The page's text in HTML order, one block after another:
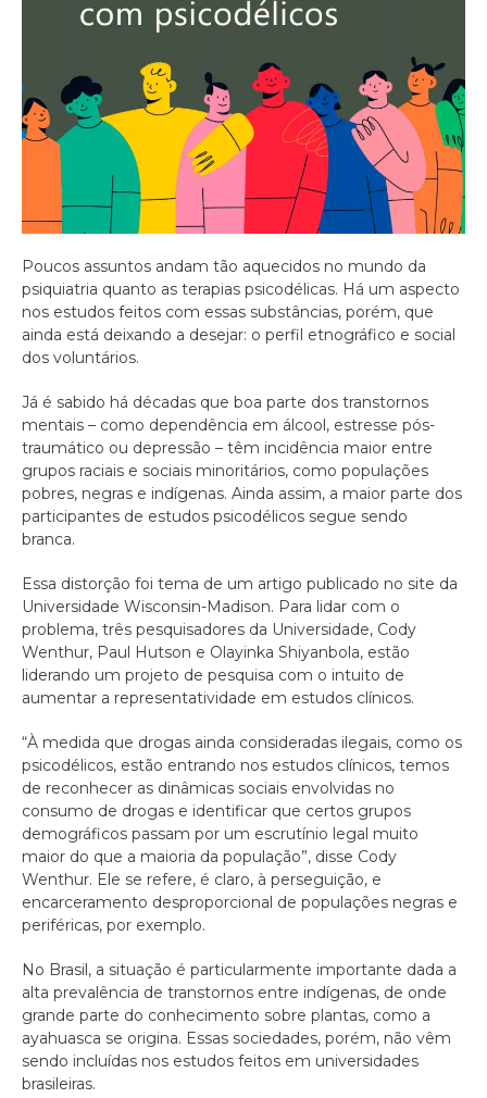
Poucos assuntos andam tão aquecidos no mundo da
psiquiatria quanto as terapias psicodélicas. Há um aspecto
nos estudos feitos com essas substâncias, porém, que
ainda está deixando a desejar: o perfil etnográfico e social
dos voluntários.
Já é sabido há décadas que boa parte dos transtornos
mentais – como dependência em álcool, estresse pós-
traumático ou depressão – têm incidência maior entre
grupos raciais e sociais minoritários, como populações
pobres, negras e indígenas. Ainda assim, a maior parte dos
participantes de estudos psicodélicos segue sendo
branca.
Essa distorção foi tema de um artigo publicado no site da
Universidade Wisconsin-Madison. Para lidar com o
problema, três pesquisadores da Universidade, Cody
Wenthur, Paul Hutson e Olayinka Shiyanbola, estão
liderando um projeto de pesquisa com o intuito de
aumentar a representatividade em estudos clínicos.
“À medida que drogas ainda consideradas ilegais, como os
psicodélicos, estão entrando nos estudos clínicos, temos
de reconhecer as dinâmicas sociais envolvidas no
consumo de drogas e identificar que certos grupos
demográficos passam por um escrutínio legal muito
maior do que a maioria da população”, disse Cody
Wenthur. Ele se refere, é claro, à perseguição, e
encarceramento desproporcional de populações negras e
periféricas, por exemplo.
No Brasil, a situação é particularmente importante dada a
alta prevalência de transtornos entre indígenas, de onde
grande parte do conhecimento sobre plantas, como a
ayahuasca se origina. Essas sociedades, porém, não vêm
sendo incluídas nos estudos feitos em universidades
brasileiras.